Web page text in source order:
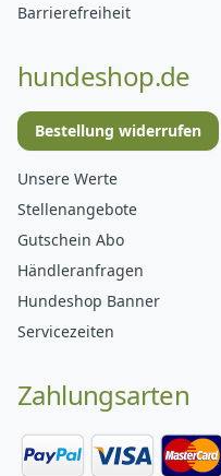
Barrierefreiheit
hundeshop.de
Bestellung widerrufen
Unsere Werte
Stellenangebote
Gutschein Abo
Händleranfragen
Hundeshop Banner
Servicezeiten
Zahlungsarten